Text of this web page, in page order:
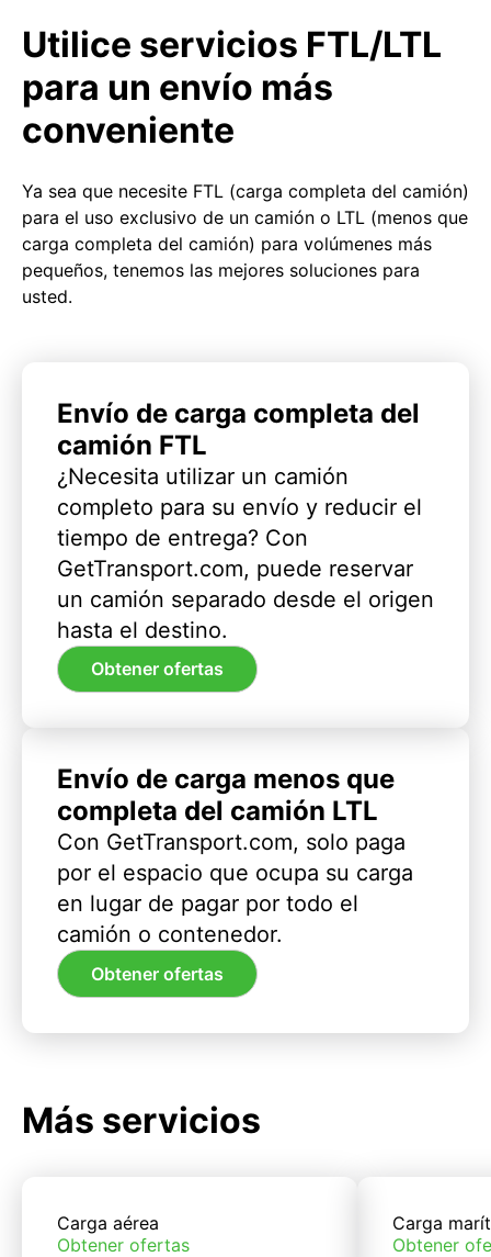
Utilice servicios FTL/LTL
para un envío más
conveniente
Ya sea que necesite FTL (carga completa del camión)
para el uso exclusivo de un camión o LTL (menos que
carga completa del camión) para volúmenes más
pequeños, tenemos las mejores soluciones para
usted.
Envío de carga completa del
camión FTL
¿Necesita utilizar un camión
completo para su envío y reducir el
tiempo de entrega? Con
GetTransport.com, puede reservar
un camión separado desde el origen
hasta el destino.
Obtener ofertas
Envío de carga menos que
completa del camión LTL
Con GetTransport.com, solo paga
por el espacio que ocupa su carga
en lugar de pagar por todo el
camión o contenedor.
Obtener ofertas
Más servicios
Carga aérea
Obtener ofertas
Carga
Obtener